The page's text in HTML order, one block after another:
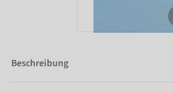
Beschreibung